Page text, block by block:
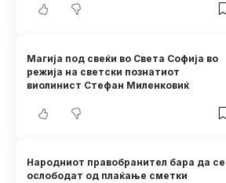
Магија под свеќи во Света Софија во
режија на светски познатиот
виолинист Стефан Миленковиќ
Народниот правобранител бара да се
ослободат од плаќање сметки